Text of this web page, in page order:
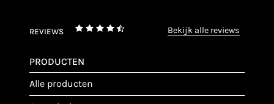
REVIEWS bekijk alle reviews
PRODUCTEN
alle producten